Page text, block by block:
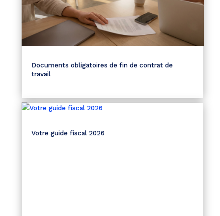
Documents obligatoires de fin de contrat de
travail
Votre guide fiscal 2026